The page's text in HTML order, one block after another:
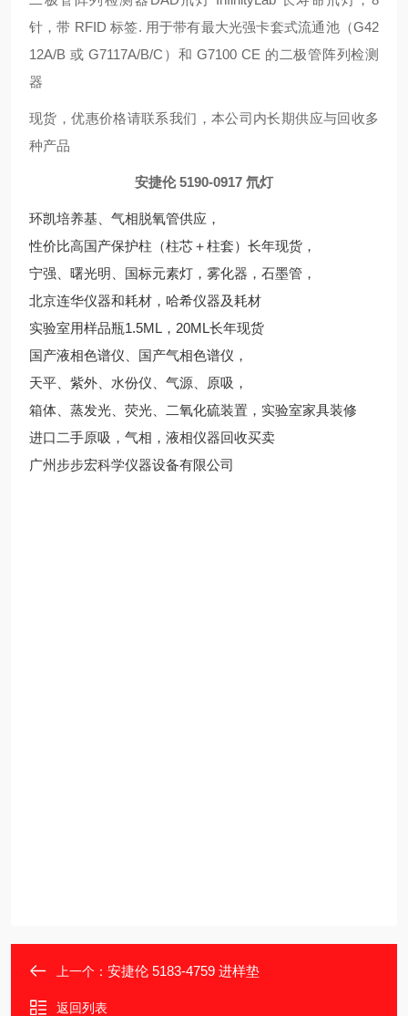
针，带 RFID 标签. 用于带有最大光强卡套式流通池（G42
12A/B 或 G7117A/B/C）和 G7100 CE 的二极管阵列检测
器
现货，优惠价格请联系我们，本公司内长期供应与回收多
种产品
安捷伦 5190-0917 氘灯
环凯培养基、气相脱氧管供应，
性价比高国产保护柱（柱芯＋柱套）长年现货，
宁强、曙光明、国标元素灯，雾化器，石墨管，
北京连华仪器和耗材，哈希仪器及耗材
实验室用样品瓶1.5ML，20ML长年现货
国产液相色谱仪、国产气相色谱仪，
天平、紫外、水份仪、气源、原吸，
箱体、蒸发光、荧光、二氧化硫装置，实验室家具装修
进口二手原吸，气相，液相仪器回收买卖
广州步步宏科学仪器设备有限公司
上一个： 安捷伦 5183-4759 进样垫
返回列表